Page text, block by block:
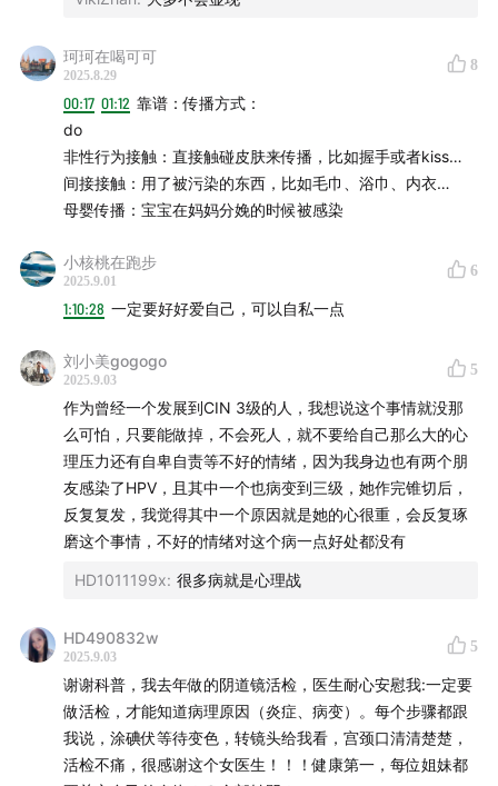
喜马拉雅@当个事儿
苹果播客@当个事儿
微博@六层楼先生
珂珂在喝可可
2025.8.29
8
00:17 01:12 靠谱：传播方式：
do
非性行为接触：直接触碰皮肤来传播，比如握手或者kiss…
间接接触：用了被污染的东西，比如毛巾、浴巾、内衣…
母婴传播：宝宝在妈妈分娩的时候被感染
小核桃在跑步
2025.9.01
6
1:10:28 一定要好好爱自己，可以自私一点
刘小美gogogo
2025.9.03
5
作为曾经一个发展到CIN 3级的人，我想说这个事情就没那
么可怕，只要能做掉，不会死人，就不要给自己那么大的心
理压力还有自卑自责等不好的情绪，因为我身边也有两个朋
友感染了HPV，且其中一个也病变到三级，她作完锥切后，
反复复发，我觉得其中一个原因就是她的心很重，会反复琢
磨这个事情，不好的情绪对这个病一点好处都没有
HD1011199x: 很多病就是心理战
HD490832w
2025.9.03
5
谢谢科普，我去年做的阴道镜活检，医生耐心安慰我:一定要
做活检，才能知道病理原因（炎症、病变）。每个步骤都跟
我说，涂碘伏等待变色，转镜头给我看，宫颈口清清楚楚，
活检不痛，很感谢这个女医生！！！健康第一，每位姐妹都